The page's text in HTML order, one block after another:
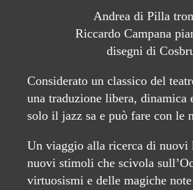
Andrea di Pilla
Riccardo Campana
disegni di
Considerato un classico del
una traduzione libera, dinamica
solo il jazz sa e può fare con le
Un viaggio alla ricerca di nuovi
nuovi stimoli che scivola
virtuosismi e delle magiche